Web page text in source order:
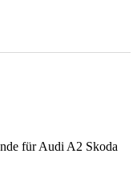
für Audi A2 Skoda